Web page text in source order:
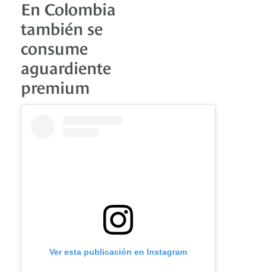
En Colombia
también se
consume
aguardiente
premium
Ver esta publicación en Instagram